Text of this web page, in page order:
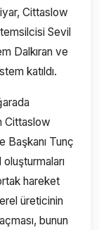
Cittaslow
Sevil
Dalkıran ve
katıldı.
Cittaslow
Başkanı Tunç
hareket
üreticinin
bunun